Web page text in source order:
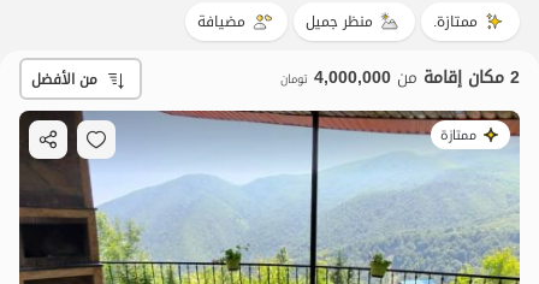
ممتازة. منظر جميل مضيافة
2 مكان إقامة من 4,000,000 تومان من الأفضل
ممتازة